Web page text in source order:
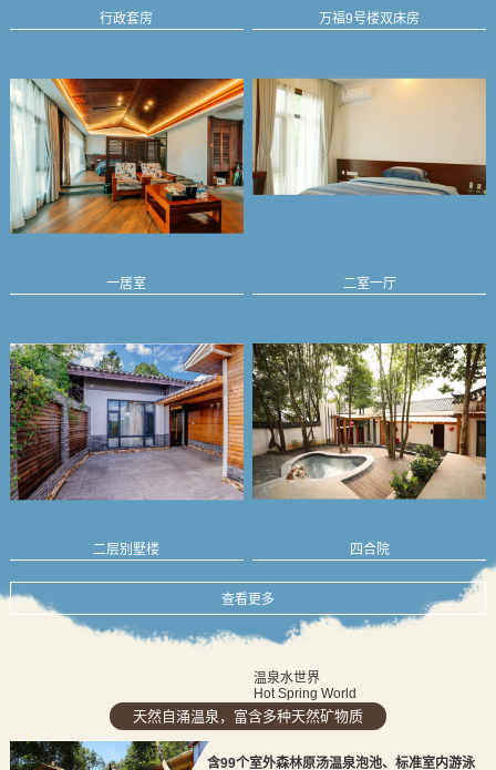
行政套房 万福9号楼双床房
一居室 二室一厅
二层别墅楼 四合院
查看更多
温泉水世界
Hot Spring World
天然自涌温泉，富含多种天然矿物质
含99个室外森林原汤温泉泡池、标准室内游泳